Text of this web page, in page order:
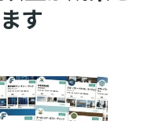
す